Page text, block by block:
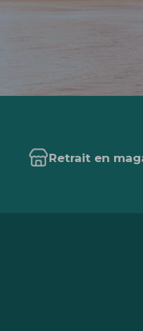
Retrait en